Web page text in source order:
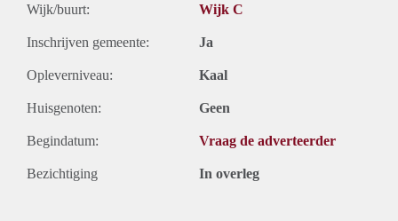
Wijk/buurt: Wijk C
Inschrijven gemeente: Ja
Opleverniveau: Kaal
Huisgenoten: Geen
Begindatum: Vraag de adverteerder
Bezichtiging In overleg